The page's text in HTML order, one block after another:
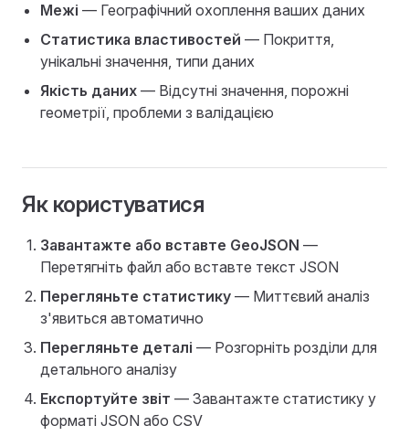
Межі — Географічний охоплення ваших даних
Статистика властивостей — Покриття,
унікальні значення, типи даних
Якість даних — Відсутні значення, порожні
геометрії, проблеми з валідацією
Як користуватися
Завантажте або вставте GeoJSON —
Перетягніть файл або вставте текст JSON
Перегляньте статистику — Миттєвий аналіз
з'явиться автоматично
Перегляньте деталі — Розгорніть розділи для
детального аналізу
Експортуйте звіт — Завантажте статистику у
форматі JSON або CSV